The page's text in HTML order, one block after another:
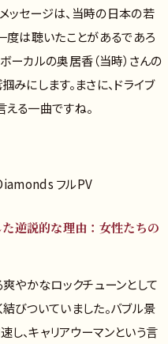
ッセージは、当時の日本の若
度は聴いたことがあるであろ
ーカルの奥居香（当時）さんの
みにします。まさに、ドライブ
る一曲ですね。
フルPV
逆説的な理由：女性たちの
やかなロックチューンとして
びついていました。バブル景
、キャリアウーマンという言